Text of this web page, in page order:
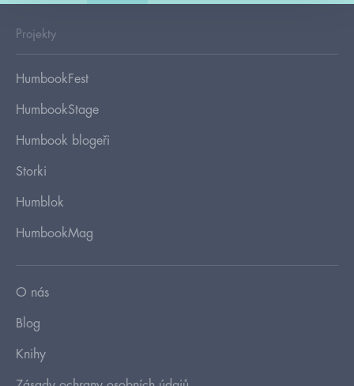
Projekty
HumbookFest
HumbookStage
Humbook blogeři
Storki
Humblok
HumbookMag
O nás
Blog
Knihy